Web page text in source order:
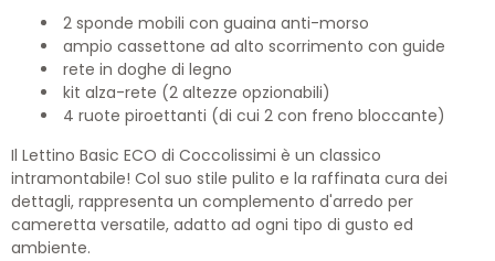
2 sponde mobili con guaina anti-morso
ampio cassettone ad alto scorrimento con guide
rete in doghe di legno
kit alza-rete (2 altezze opzionabili)
4 ruote piroettanti (di cui 2 con freno bloccante)
Il Lettino Basic ECO di Coccolissimi è un classico
intramontabile! Col suo stile pulito e la raffinata cura dei
dettagli, rappresenta un complemento d'arredo per
cameretta versatile, adatto ad ogni tipo di gusto ed
ambiente.